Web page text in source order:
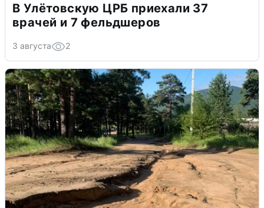
В Улётовскую ЦРБ приехали 37
врачей и 7 фельдшеров
3 августа 2